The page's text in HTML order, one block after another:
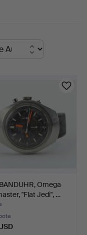
Omega
"Flat Jedi", …